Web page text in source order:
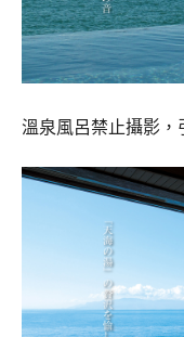
溫泉風呂禁止攝影，